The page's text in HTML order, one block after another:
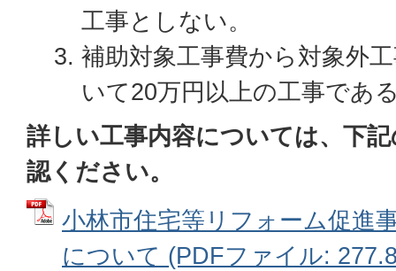
工事としない。
補助対象工事費から対象外
いて20万円以上の工事であ
詳しい工事内容については、下
認ください。
小林市住宅等リフォーム促進
について (PDFファイル: